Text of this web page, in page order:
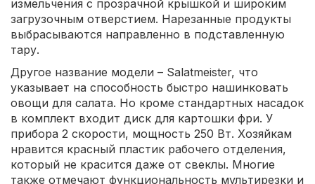
измельчения с прозрачной крышкой и широким
загрузочным отверстием. Нарезанные продукты
выбрасываются направленно в подставленную
тару.
Другое название модели – Salatmeister, что
указывает на способность быстро нашинковать
овощи для салата. Но кроме стандартных насадок
в комплект входит диск для картошки фри. У
прибора 2 скорости, мощность 250 Вт. Хозяйкам
нравится красный пластик рабочего отделения,
который не красится даже от свеклы. Многие
также отмечают функциональность мультирезки и